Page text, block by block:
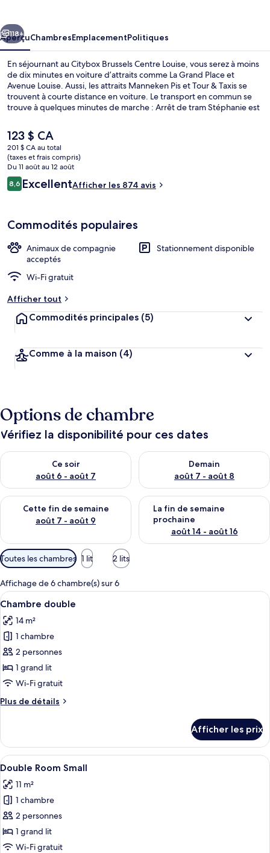
Louise
Suivant
118+
AperçuChambresEmplacementPolitiques
En séjournant au Citybox Brussels Centre Louise, vous serez à moins
de dix minutes en voiture d’attraits comme La Grand Place et
Avenue Louise. Aussi, les attraits Manneken Pis et Tour & Taxis se
trouvent à courte distance en voiture. Le transport en commun se
trouve à quelques minutes de marche : Arrêt de tram Stéphanie est
Le
prix
actuel
est
de 123 $ CA
123 $ CA
201 $ CA au total
(taxes et frais compris)
Du 11 août au 12 août
Avis
8,68,6 sur 10 –
ExcellentAfficher les 874 avis
Commodités populaires
Animaux de compagnie
acceptés
Stationnement disponible
Wi-Fi gratuit
Afficher tout
Commodités principales (5)
Comme à la maison (4)
Options de chambre
Vérifiez la disponibilité pour ces dates
Ce soir
août 6 - août 7
Vérifier la disponibilité pour ce soir août 6 - août 7
Demain
août 7 - août 8
Vérifier la disponibilité pour
Cette fin de semaine
août 7 - août 9
Vérifier la disponibilité pour cette fin de semaine août 7 -
La fin de semaine
prochaine
août 14 - août 16
Vérifier la disponibilité pour
Filtres
disponibles
pour
les
chambres
Toutes les chambres 1 lit 2 lits
Affichage de 6 chambre(s) sur 6
Afficher
toutes
les
photos
pour
ce
type
chambre :
Chambre double | Bureau, espace
18
Chambre double
14 m²
1 chambre
2 personnes
1 grand lit
Wi-Fi gratuit
Plus de détails
Plus
Chambre
double
Afficher les prix
Afficher
toutes
les
photos
pour
ce
type
Une chambre d’hôtel comprenant
13
Double Room Small
11 m²
1 chambre
2 personnes
1 grand lit
Wi-Fi gratuit